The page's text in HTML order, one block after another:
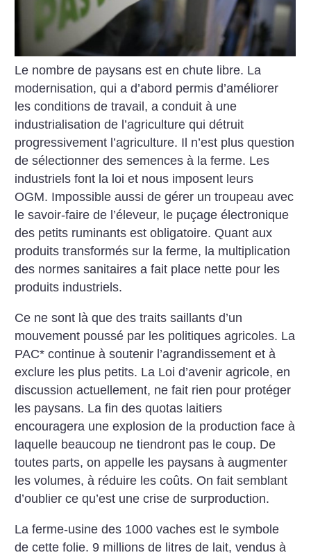
Le nombre de paysans est en chute libre. La
modernisation, qui a d’abord permis d’améliorer
les conditions de travail, a conduit à une
industrialisation de l’agriculture qui détruit
progressivement l’agriculture. Il n’est plus question
de sélectionner des semences à la ferme. Les
industriels font la loi et nous imposent leurs
OGM. Impossible aussi de gérer un troupeau avec
le savoir-faire de l’éleveur, le puçage électronique
des petits ruminants est obligatoire. Quant aux
produits transformés sur la ferme, la multiplication
des normes sanitaires a fait place nette pour les
produits industriels.
Ce ne sont là que des traits saillants d’un
mouvement poussé par les politiques agricoles. La
PAC* continue à soutenir l’agrandissement et à
exclure les plus petits. La Loi d’avenir agricole, en
discussion actuellement, ne fait rien pour protéger
les paysans. La fin des quotas laitiers
encouragera une explosion de la production face à
laquelle beaucoup ne tiendront pas le coup. De
toutes parts, on appelle les paysans à augmenter
les volumes, à réduire les coûts. On fait semblant
d’oublier ce qu’est une crise de surproduction.
La ferme-usine des 1000 vaches est le symbole
de cette folie. 9 millions de litres de lait, vendus à